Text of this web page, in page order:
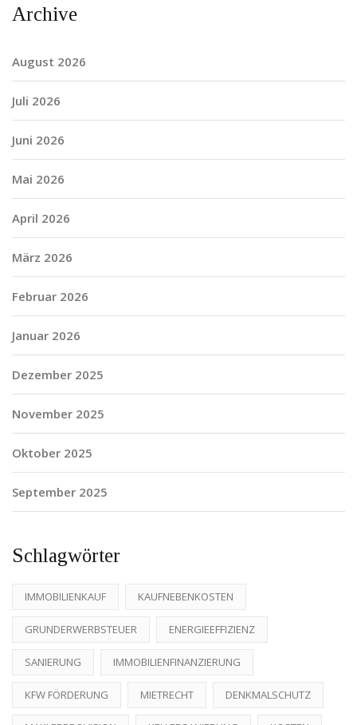
Archive
August 2026
Juli 2026
Juni 2026
Mai 2026
April 2026
März 2026
Februar 2026
Januar 2026
Dezember 2025
November 2025
Oktober 2025
September 2025
Schlagwörter
IMMOBILIENKAUF KAUFNEBENKOSTEN
GRUNDERWERBSTEUER ENERGIEEFFIZIENZ
SANIERUNG IMMOBILIENFINANZIERUNG
KFW FÖRDERUNG MIETRECHT DENKMALSCHUTZ